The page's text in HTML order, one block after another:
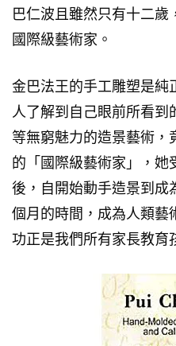
巴仁波且雖然只有十二
國際級藝術家。
金巴法王的手工雕塑是純
人了解到自己眼前所看到
等無窮魅力的造景藝術
的「國際級藝術家」，她
後，自開始動手造景到成
個月的時間，成為人類藝
功正是我們所有家長教育